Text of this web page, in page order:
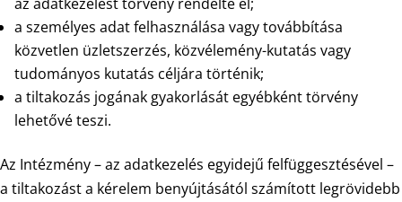
a személyes adat felhasználása vagy továbbítása
közvetlen üzletszerzés, közvélemény-kutatás vagy
tudományos kutatás céljára történik;
a tiltakozás jogának gyakorlását egyébként törvény
lehetővé teszi.
Az Intézmény – az adatkezelés egyidejű felfüggesztésével –
a tiltakozást a kérelem benyújtásától számított legrövidebb